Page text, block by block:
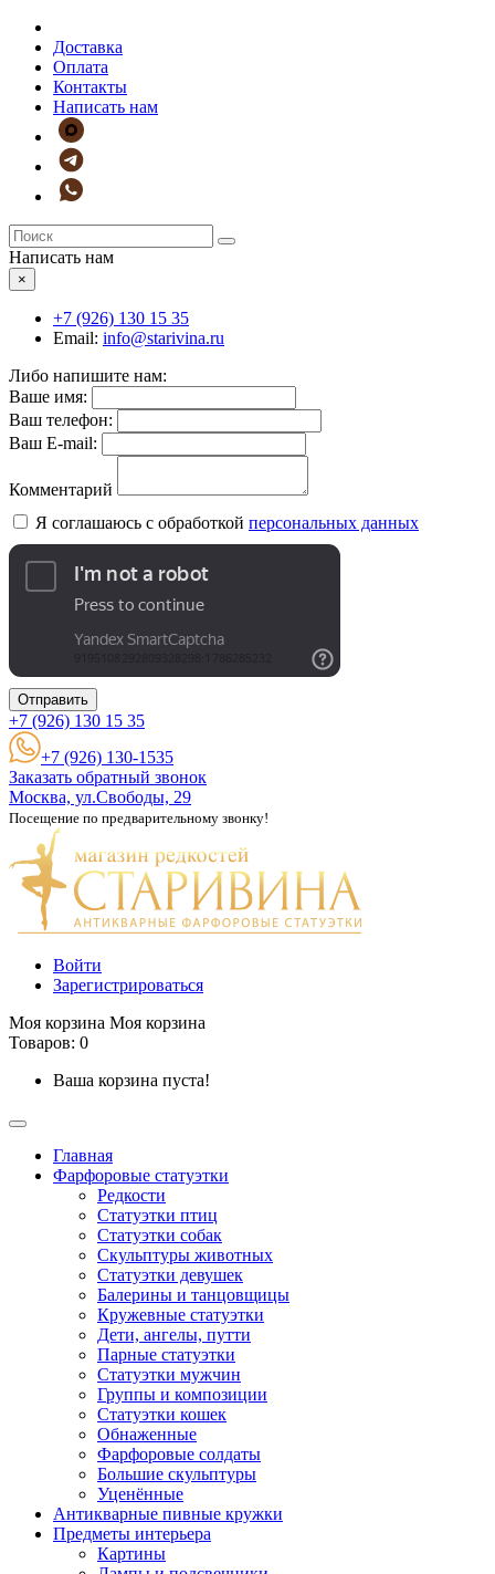
Доставка
Оплата
Контакты
Написать нам
Написать нам
×
+7 (926) 130 15 35
Email: info@starivina.ru
Либо напишите нам:
Ваше имя:
Ваш телефон:
Ваш E-mail:
Комментарий
Я соглашаюсь с обработкой персональных данных
Отправить
+7 (926) 130 15 35
+7 (926) 130-1535
Заказать обратный звонок
Москва, ул.Свободы, 29
Посещение по предварительному звонку!
Войти
Зарегистрироваться
Моя корзина Моя корзина
Товаров: 0
Ваша корзина пуста!
Главная
Фарфоровые статуэтки
Редкости
Cтатуэтки птиц
Cтатуэтки собак
Скульптуры животных
Статуэтки девушек
Балерины и танцовщицы
Кружевные статуэтки
Дети, ангелы, путти
Парные статуэтки
Статуэтки мужчин
Группы и композиции
Статуэтки кошек
Обнаженные
Фарфоровые солдаты
Большие скульптуры
Уценённые
Антикварные пивные кружки
Предметы интерьера
Картины